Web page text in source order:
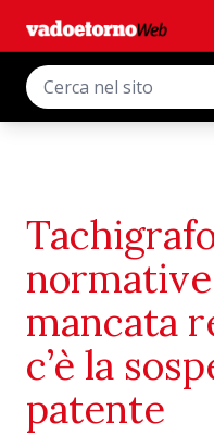
mancata
c’è la
patente